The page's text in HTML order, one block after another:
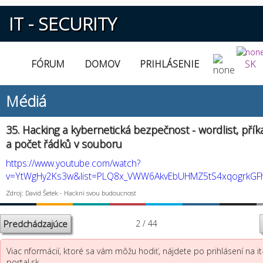
IT - SECURITY
FÓRUM DOMOV PRIHLÁSENIE SK
Médiá
35. Hacking a kybernetická bezpečnost - wordlist,
a počet řádků v souboru
https://www.youtube.com/watch?
Zdroj: David Šetek - Hackni svou budoucnost
Predchádzajúce 2 / 44
Viac nformácií, ktoré sa vám môžu hodiť, nájdete po prihlásení na